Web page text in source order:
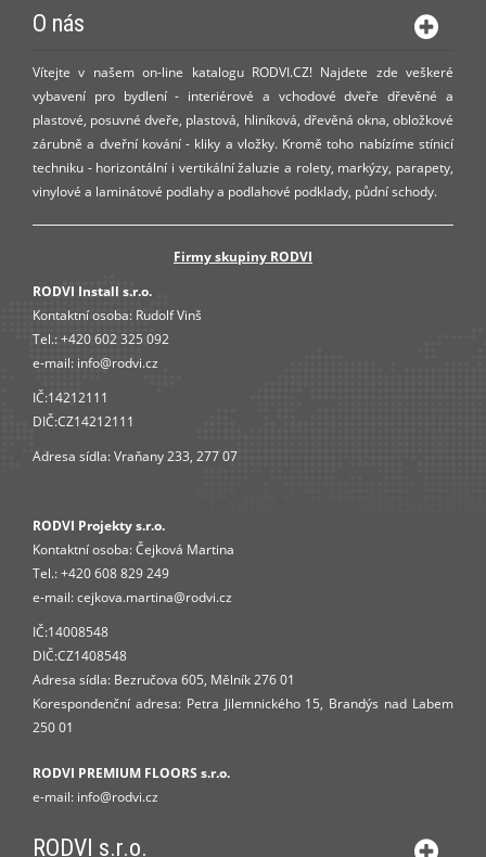
O nás
Vítejte v našem on-line katalogu RODVI.CZ! Najdete zde veškeré
vybavení pro bydlení - interiérové a vchodové dveře dřevěné a
plastové, posuvné dveře, plastová, hliníková, dřevěná okna, obložkové
zárubně a dveřní kování - kliky a vložky. Kromě toho nabízíme stínicí
techniku - horizontální i vertikální žaluzie a rolety, markýzy, parapety,
vinylové a laminátové podlahy a podlahové podklady, půdní schody.
Firmy skupiny RODVI
RODVI Install s.r.o.
Kontaktní osoba: Rudolf Vinš
Tel.:+420 602 325 092
e-mail: info@rodvi.cz
IČ:14212111
DIČ:CZ14212111
Adresa sídla: Vraňany 233, 277 07
RODVI Projekty s.r.o.
Kontaktní osoba:Čejková Martina
Tel.:+420 608 829 249
e-mail:cejkova.martina@rodvi.cz
IČ:14008548
DIČ:CZ1408548
Adresa sídla: Bezručova 605, Mělník 276 01
Korespondenční adresa: Petra Jilemnického 15, Brandýs nad Labem
250 01
RODVI PREMIUM FLOORS s.r.o.
e-mail: info@rodvi.cz
RODVI s.r.o.